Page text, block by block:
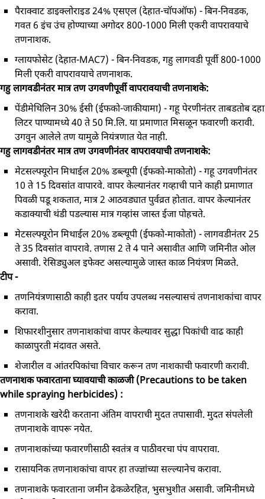
पैराक्वाट डाइक्लोराइड 24% एसएल (देहात-चॉपऑफ) - बिन-निवडक,
गवत 6 इंच उंच होण्याच्या अगोदर 800-1000 मिली एकरी वापरावयाचे
तणनाशक.
ग्लायफोसेट (देहात-MAC7) - बिन-निवडक, गहु लागवडी पूर्वी 800-1000
मिली एकरी वापरावयाचे तणनाशक.
गहु लागवडीनंतर मात्र तण उगवणीपूर्वी वापरावयाची तणनाशके:
पेंडीमेथिलिन 30% ईसी (ईफको-जाकीयामा) - गहू पेरणीनंतर ताबडतोब दहा
लिटर पाण्यामध्ये 40 ते 50 मि.लि. या प्रमाणात मिसळून फवारणी करावी.
उगवुन आलेले तण यामुळे नियंत्रणात येत नाही.
गहु लागवडीनंतर मात्र तण उगवणीनंतर वापरावयाची तणनाशके:
मेटसल्फ्यूरोन मिथाईल 20% डब्ल्यूपी (ईफको-माकोतो) - गहू उगवणीनंतर
10 ते 15 दिवसांत वापारवे. वापर केल्यानंतर गव्हाची पाने काही प्रमाणात
पिवळी पडू शकतात, मात्र 2 आठवड्यात पुर्वव्रत होतात. वापर केल्यानंतर
कडाक्याची थंडी पडल्यास मात्र गव्हांस जास्त ईजा पोहचते.
मेटसल्फ्यूरोन मिथाईल 20% डब्ल्यूपी (ईफको-माकोतो) - लागवडीनंतर 25
ते 35 दिवसांत वापरावे. तणास 2 ते 4 पाने असावीत आणि जमिनीत ओल
असावी. रेसिड्युअल इफेक्ट असल्यामुळे जास्त काळ नियंत्रण मिळते.
टीप -
तणनियंत्रणासाठी काही इतर पर्याय उपलब्ध नसल्यासचं तणनाशकांचा वापर
करावा.
शिफारशीनुसार तणनाशकांचा वापर केल्यावर सुद्धा पिकांची वाढ काही
काळापुरती मंदावत असते.
शेजारील व आंतरपिकांचा विचार करून तण नाशकाची फवारणी करावी.
तणनाशक फवारताना घ्यावयाची काळजी (Precautions to be taken
while spraying herbicides) :
तणनाशके खरेदी करताना अंतिम वापराची मुदत तपासावी. मुदत संपलेली
तणनाशके वापरू नयेत.
तणनाशकांच्या फवारणीसाठी स्वतंत्र व पाठीवरचा पंप वापरावा.
रासायनिक तणनाशकांचा वापर हा तज्ज्ञांच्या सल्ल्यानेच करावा.
तणनाशके फवारताना जमीन ढेकळेरहित, भुसभुशीत असावी. जमिनीमध्ये